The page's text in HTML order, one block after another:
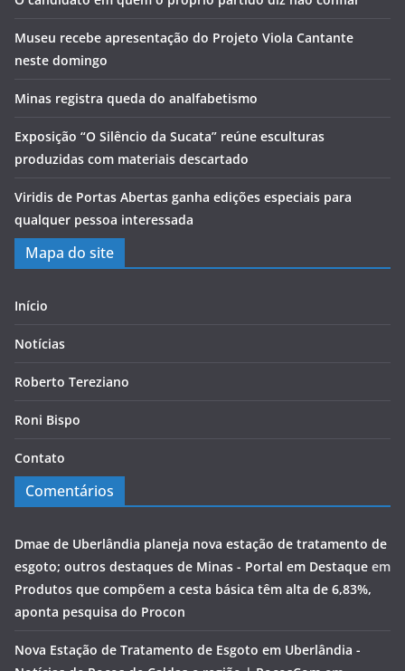
Museu recebe apresentação do Projeto Viola Cantante
neste domingo
Minas registra queda do analfabetismo
Exposição “O Silêncio da Sucata” reúne esculturas
produzidas com materiais descartado
Viridis de Portas Abertas ganha edições especiais para
qualquer pessoa interessada
Mapa do site
Início
Notícias
Roberto Tereziano
Roni Bispo
Contato
Comentários
Dmae de Uberlândia planeja nova estação de tratamento de
esgoto; outros destaques de Minas - Portal em Destaque em
Produtos que compõem a cesta básica têm alta de 6,83%,
aponta pesquisa do Procon
Nova Estação de Tratamento de Esgoto em Uberlândia -